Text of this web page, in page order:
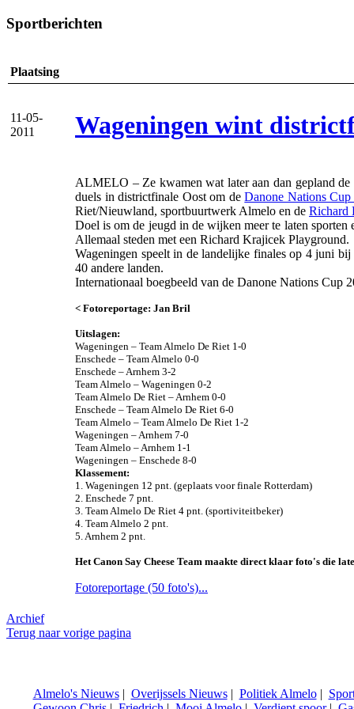
Sportberichten
Plaatsing
11-05-
2011
Wageningen wint
ALMELO – Ze kwamen wat later aan dan gepland
duels in districtfinale Oost om deDanone Nations Cup
Riet/Nieuwland, sportbuurtwerk Almelo en de Richard
Doel is om de jeugd in de wijken meer te laten
Allemaal steden met een Richard Krajicek Playground.
Wageningen speelt in de landelijke finales op 4 juni
40 andere landen.
Internationaal boegbeeld van de Danone Nations Cup
< Fotoreportage: Jan Bril
Uitslagen:
Wageningen – Team Almelo De Riet 1-0
Enschede – Team Almelo 0-0
Enschede – Arnhem 3-2
Team Almelo – Wageningen 0-2
Team Almelo De Riet – Arnhem 0-0
Enschede – Team Almelo De Riet 6-0
Team Almelo – Team Almelo De Riet 1-2
Wageningen – Arnhem 7-0
Team Almelo – Arnhem 1-1
Wageningen – Enschede 8-0
Klassement:
1. Wageningen 12 pnt. (geplaats voor finale Rotterdam)
2. Enschede 7 pnt.
3. Team Almelo De Riet 4 pnt. (sportiviteitbeker)
4. Team Almelo 2 pnt.
5. Arnhem 2 pnt.
Het Canon Say Cheese Team maakte direct klaar foto's die
Fotoreportage (50 foto's)...
Archief
Terug naar vorige pagina
Almelo's Nieuws| Overijssels Nieuws| Politiek Almelo|